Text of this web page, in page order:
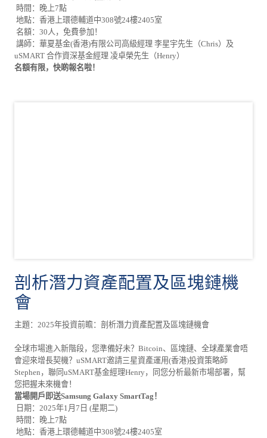
時間：晚上7點
地點：香港上環德輔道中308號24樓2405室
名額：30人，免費參加！
講師：華夏基金(香港)有限公司高級經理 李星宇先生（Chris）及
uSMART 合作資深基金經理 凌卓榮先生（Henry）
名額有限，快啲報名啦！
剖析潛力資產配置及區塊鏈機
會
主題：2025年投資前瞻：剖析潛力資產配置及區塊鏈機會
全球市場進入新階段，您準備好未？Bitcoin、區塊鏈、全球產業會唔
會迎來增長契機？uSMART邀請三星資產運用(香港)投資策略師
Stephen，聯同uSMART基金經理Henry，同您分析最新市場部署，幫
您把握未來機會！
當場開戶即送Samsung Galaxy SmartTag！
日期：2025年1月7日 (星期二)
時間：晚上7點
地點：香港上環德輔道中308號24樓2405室